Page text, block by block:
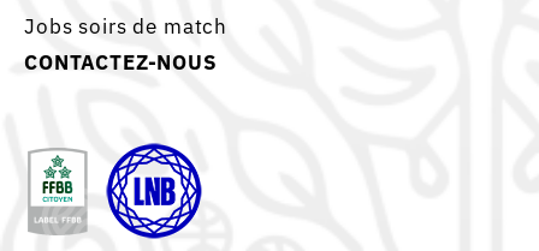
Jobs soirs de match
CONTACTEZ-NOUS